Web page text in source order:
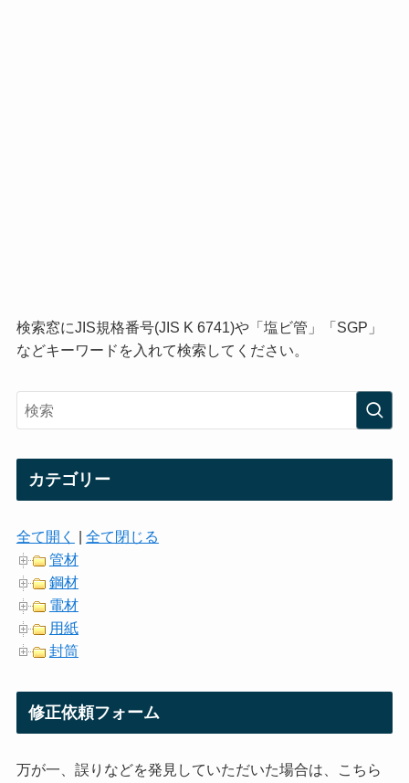
検索窓にJIS規格番号(JIS K 6741)や「塩ビ管」「SGP」
などキーワードを入れて検索してください。
カテゴリー
全て開く | 全て閉じる
管材
鋼材
電材
用紙
封筒
修正依頼フォーム
万が一、誤りなどを発見していただいた場合は、こちら